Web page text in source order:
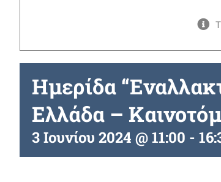
Ημερίδα
Ελλάδα –
3 Ιουνίου 2024 @ 11:00 -